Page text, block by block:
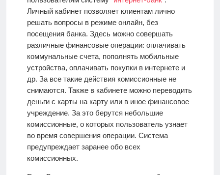
Личный кабинет позволяет клиентам лично
решать вопросы в режиме онлайн, без
посещения банка. Здесь можно совершать
различные финансовые операции: оплачивать
коммунальные счета, пополнять мобильные
устройства, оплачивать покупки в интернете и
др. За все такие действия комиссионные не
снимаются. Также в кабинете можно переводить
деньги с карты на карту или в иное финансовое
учреждение. За это берутся небольшие
комиссионные, о которых пользователь узнает
во время совершения операции. Система
предупреждает заранее обо всех
комиссионных.